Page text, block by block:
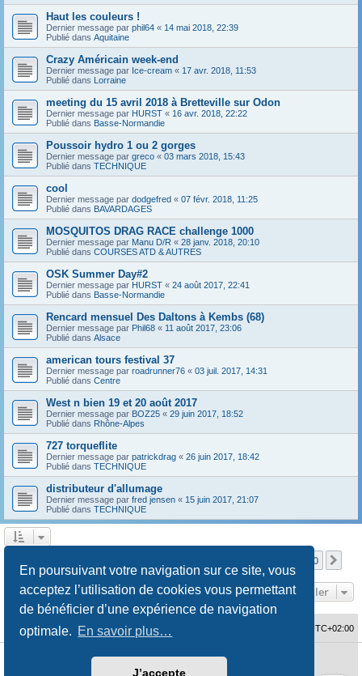
En poursuivant votre navigation sur ce site, vous
acceptez l’utilisation de cookies vous permettant
de bénéficier d’une expérience de navigation
optimale. En savoir plus…
J’accepte
Haut les couleurs !
Dernier message par phil64 « 14 mai 2018, 22:39
Publié dans Aquitaine
Crazy Américain week-end
Dernier message par Ice-cream « 17 avr. 2018, 11:53
Publié dans Lorraine
meeting du 15 avril 2018 à Bretteville sur Odon
Dernier message par HURST « 16 avr. 2018, 22:22
Publié dans Basse-Normandie
Poussoir hydro 1 ou 2 gorges
Dernier message par greco « 03 mars 2018, 15:43
Publié dans TECHNIQUE
cool
Dernier message par dodgefred « 07 févr. 2018, 11:25
Publié dans BAVARDAGES
MOSQUITOS DRAG RACE challenge 1000
Dernier message par Manu D/R « 28 janv. 2018, 20:10
Publié dans COURSES ATD & AUTRES
OSK Summer Day#2
Dernier message par HURST « 24 août 2017, 22:41
Publié dans Basse-Normandie
Rencard mensuel Des Daltons à Kembs (68)
Dernier message par Phil68 « 11 août 2017, 23:06
Publié dans Alsace
american tours festival 37
Dernier message par roadrunner76 « 03 juil. 2017, 14:31
Publié dans Centre
West n bien 19 et 20 août 2017
Dernier message par BOZ25 « 29 juin 2017, 18:52
Publié dans Rhône-Alpes
727 torqueflite
Dernier message par patrickdrag « 26 juin 2017, 18:42
Publié dans TECHNIQUE
distributeur d'allumage
Dernier message par fred jensen « 15 juin 2017, 21:07
Publié dans TECHNIQUE
10
Aller
Accueil du forum UTC+02:00
Développé parphpBB® Forum Software © phpBB Limited
Traduction française officielle